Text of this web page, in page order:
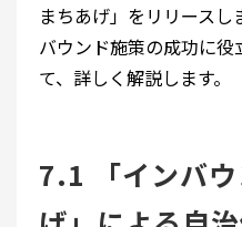
まちあげ」をリリース
バウンド施策の成功に
て、詳しく解説します。
7.1 「インバ